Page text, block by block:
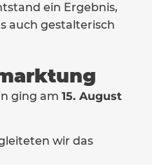
ein Ergebnis,
auch gestalterisch
ging am 15. August
wir das